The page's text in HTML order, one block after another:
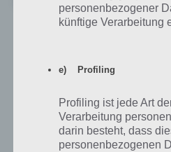
Selbstverständlich hat es die
überarbeitenDB Navigatorkannst
schnell, übersichtlich und vorallem
raussuchen.
personenbezogener
künftige Verarbeitung
e) Profiling
Profiling ist jede Art
Verarbeitung
darin besteht, dass
personenbezogenen